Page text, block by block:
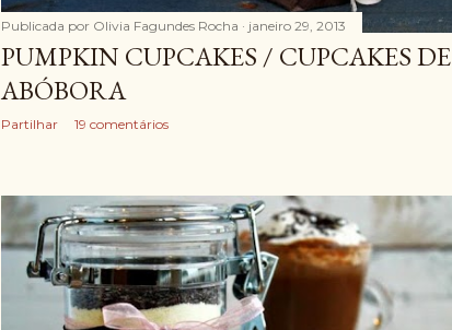
Publicada por Olivia Fagundes Rocha janeiro 29, 2013
PUMPKIN CUPCAKES / CUPCAKES DE
ABÓBORA
Partilhar 19 comentários